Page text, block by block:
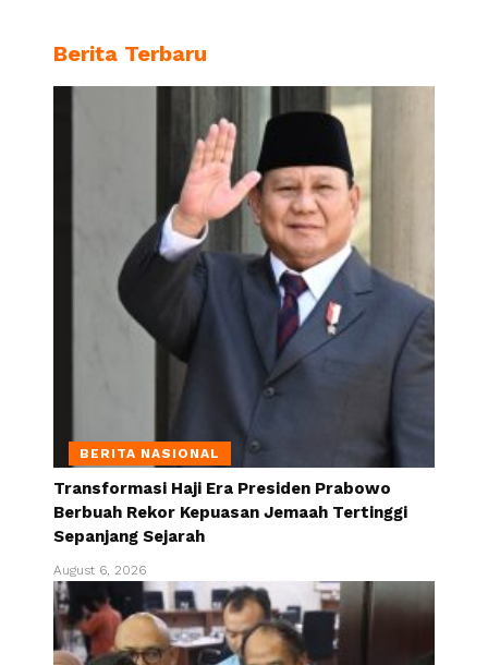
Berita Terbaru
BERITA NASIONAL
Transformasi Haji Era Presiden Prabowo
Berbuah Rekor Kepuasan Jemaah Tertinggi
Sepanjang Sejarah
August 6, 2026